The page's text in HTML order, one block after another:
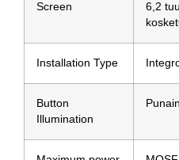
Screen
6,2
Installation Type
Button
Illumination